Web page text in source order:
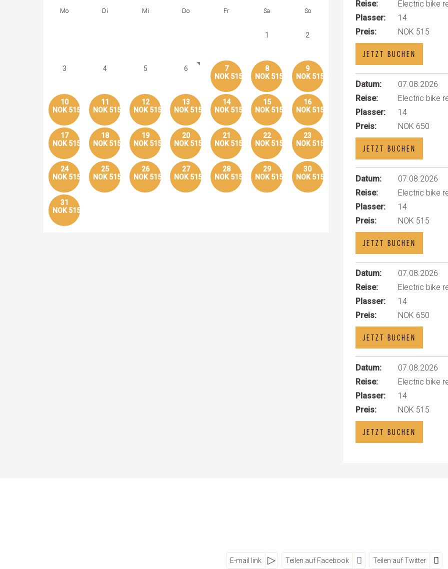
Mo Di Mi Do Fr Sa So
1 2
3 4 5 6
7
NOK 515
8
NOK 515
9
NOK 515
10
NOK 515
11
NOK 515
12
NOK 515
13
NOK 515
14
NOK 515
15
NOK 515
16
NOK 515
17
NOK 515
18
NOK 515
19
NOK 515
20
NOK 515
21
NOK 515
22
NOK 515
23
NOK 515
24
NOK 515
25
NOK 515
26
NOK 515
27
NOK 515
28
NOK 515
29
NOK 515
30
NOK 515
31
NOK 515
Reise:
Electric bike
Plasser:
14
Preis:
NOK 515
JETZT BUCHEN
Datum:
07.08.2026
Reise:
Electric bike
Plasser:
14
Preis:
NOK 650
JETZT BUCHEN
Datum:
07.08.2026
Reise:
Electric bike
Plasser:
14
Preis:
NOK 515
JETZT BUCHEN
Datum:
07.08.2026
Reise:
Electric bike
Plasser:
14
Preis:
NOK 650
JETZT BUCHEN
Datum:
07.08.2026
Reise:
Electric bike
Plasser:
14
Preis:
NOK 515
JETZT BUCHEN
E-mail link Teilen auf Facebook Teilen auf Twitter